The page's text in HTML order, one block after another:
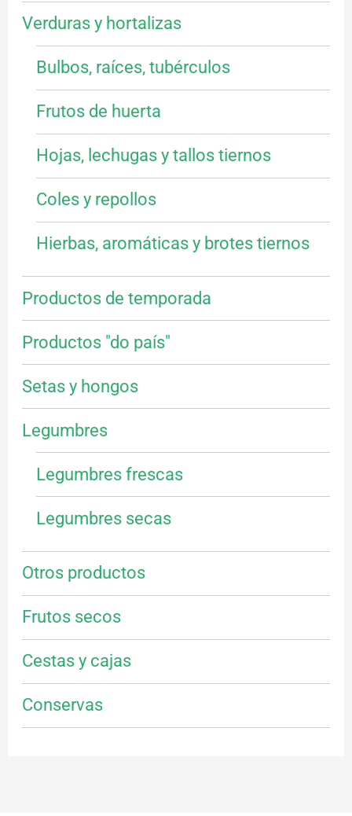
Verduras y hortalizas
Bulbos, raíces, tubérculos
Frutos de huerta
Hojas, lechugas y tallos tiernos
Coles y repollos
Hierbas, aromáticas y brotes tiernos
Productos de temporada
Productos "do país"
Setas y hongos
Legumbres
Legumbres frescas
Legumbres secas
Otros productos
Frutos secos
Cestas y cajas
Conservas